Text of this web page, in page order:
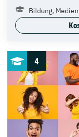
Bildung,
4